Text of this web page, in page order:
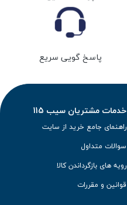
پاسخ گویی سریع
خدمات مشتریان سیب 115
راهنمای جامع خرید از سایت
سوالات متداول
رویه های بازگرداندن کالا
قوانین و مقررات